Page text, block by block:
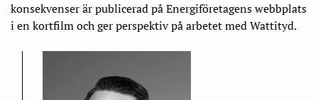
konsekvenser är publicerad på Energiföretagens webbplats
i en kortfilm och ger perspektiv på arbetet med Wattityd.